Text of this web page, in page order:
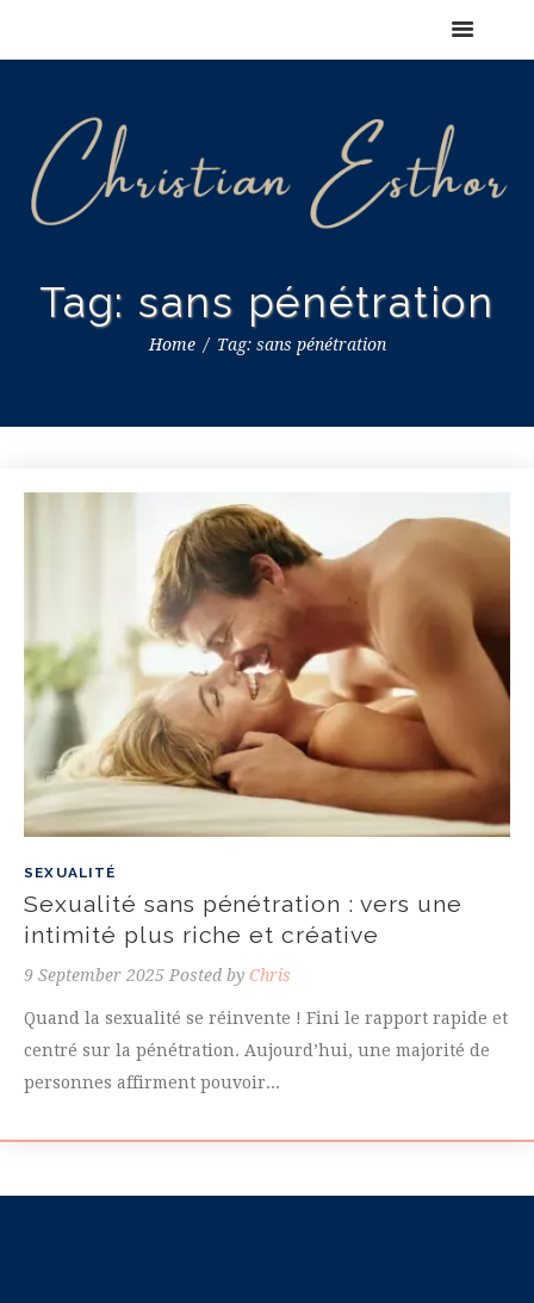
Tag: sans pénétration
Home Tag: sans pénétration
SEXUALITÉ
Sexualité sans pénétration : vers une
intimité plus riche et créative
9 September 2025 Posted by Chris
Quand la sexualité se réinvente ! Fini le rapport rapide et
centré sur la pénétration. Aujourd’hui, une majorité de
personnes affirment pouvoir...